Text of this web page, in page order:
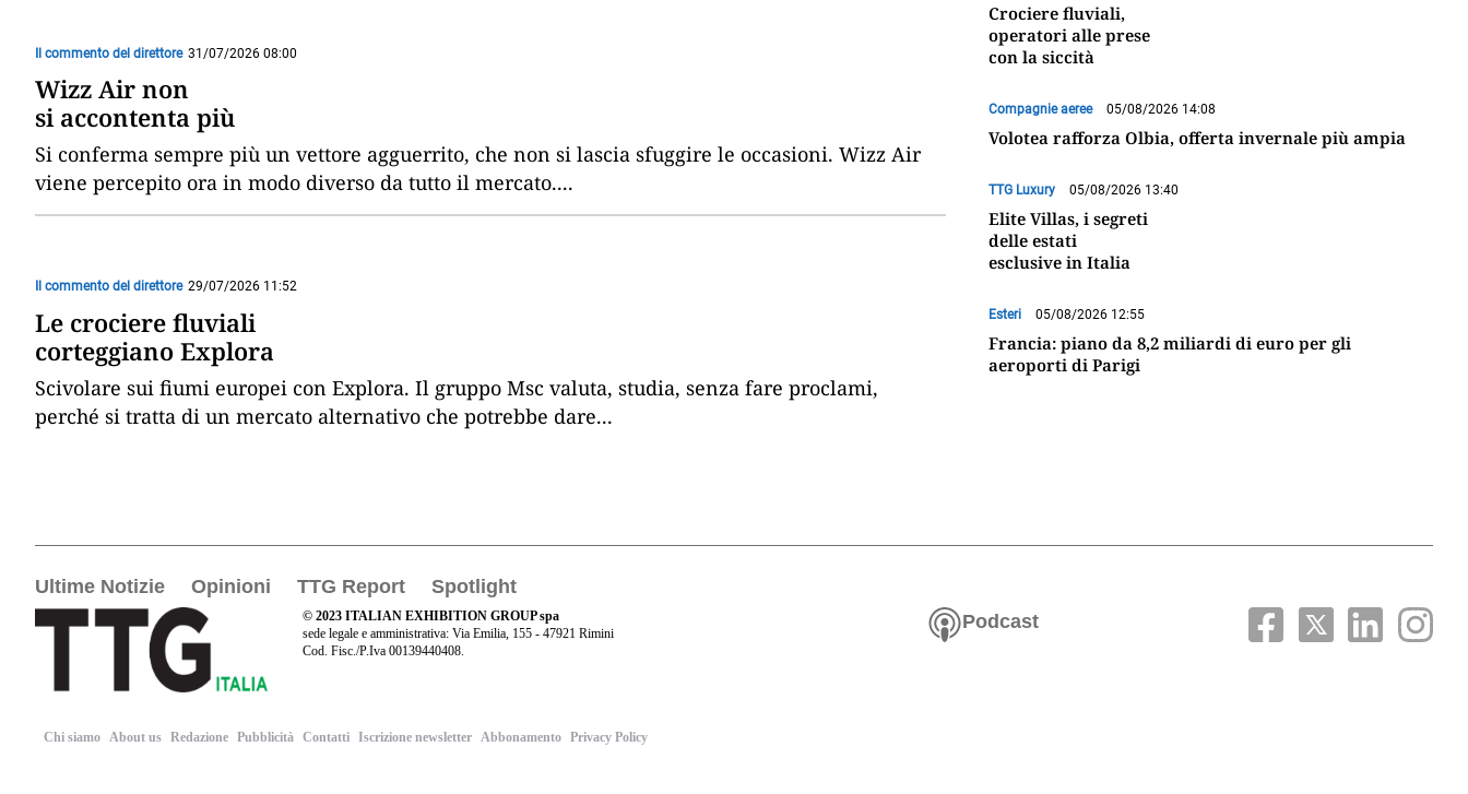
Il commento del direttore 31/07/2026 08:00
Wizz Air non
si accontenta più
Si conferma sempre più un vettore agguerrito, che non si lascia sfuggire le occasioni. Wizz Air
viene percepito ora in modo diverso da tutto il mercato....
Il commento del direttore 29/07/2026 11:52
Le crociere fluviali
corteggiano Explora
Scivolare sui fiumi europei con Explora. Il gruppo Msc valuta, studia, senza fare proclami,
perché si tratta di un mercato alternativo che potrebbe dare...
Crociere fluviali,
operatori alle prese
con la siccità
Compagnie aeree 05/08/2026 14:08
Volotea rafforza Olbia, offerta invernale più ampia
TTG Luxury 05/08/2026 13:40
Elite Villas, i segreti
delle estati
esclusive in Italia
Esteri 05/08/2026 12:55
Francia: piano da 8,2 miliardi di euro per gli
aeroporti di Parigi
Ultime Notizie Opinioni TTG Report Spotlight
© 2023 ITALIAN EXHIBITION GROUP spa
sede legale e amministrativa: Via Emilia, 155 - 47921 Rimini
Cod. Fisc./P.Iva 00139440408.
Podcast
Chi siamo About us Redazione Pubblicità Contatti Iscrizione newsletter Abbonamento Privacy Policy